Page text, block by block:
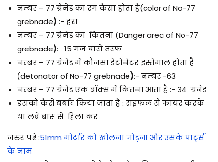
नम्बर – 77 ग्रेनेड का रंग कैसा होता है(color of No-77
grebnade) :- हरा
नम्बर – 77 ग्रेनेड का कितना (Danger area of No-77
grebnade):- 15 गज चारो तरफ
नम्बर – 77 ग्रेनेड में कौनसा डेटोनेटर इस्तेमाल होता है
(detonator ofNo-77 grebnade):- नम्बर -63
नम्बर – 77 ग्रेनेड एक बॉक्स में कितना आता है :- 34 ग्रनेड
इसको कैसे बर्बाद किया जाता है : राइफल से फायर करके
या लंबे बास से हिला कर
जरुर पढ़े :51mm मोर्टार को खोलना जोड़ना और उसके पार्ट्स
के नाम